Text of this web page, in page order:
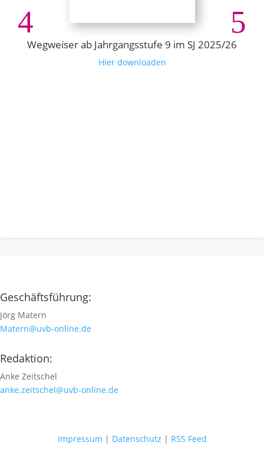
Wegweiser ab Jahrgangsstufe 9 im SJ 2025/26
Hier downloaden
Geschäftsführung:
Jörg Matern
Matern@uvb-online.de
Redaktion:
Anke Zeitschel
anke.zeitschel@uvb-online.de
Impressum | Datenschutz | RSS Feed